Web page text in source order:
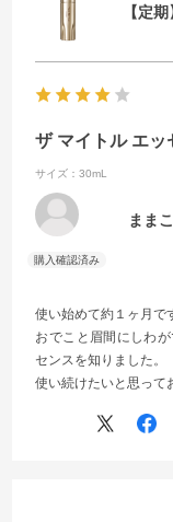
【定
ザ マイトル エッ
サイズ：30mL
ままこ
使い始めて約１ヶ月で
おでこと眉間にしわ
センスを知りました。
使い続けたいと思って